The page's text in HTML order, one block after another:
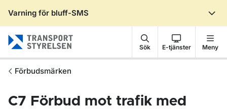
Varning för bluff-SMS
Sök E-tjänster Meny
Förbudsmärken
C7 Förbud mot trafik med